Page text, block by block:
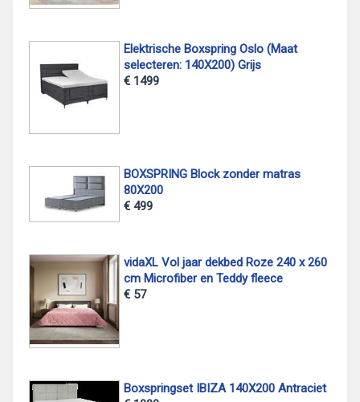
Elektrische Boxspring Oslo (Maat
selecteren: 140X200) Grijs
€ 1499
BOXSPRING Block zonder matras
80X200
€ 499
vidaXL Vol jaar dekbed Roze 240 x 260
cm Microfiber en Teddy fleece
€ 57
Boxspringset IBIZA 140X200 Antraciet